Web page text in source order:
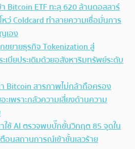
า Bitcoin ETF ทะลุ 620 ล้านดอลลาร์
ว่ Coldcard ทำลายความเชื่อมั่นการ
เอง
ขยายธุรกิจ Tokenization สู่
เบียประเดิมด้วยอสังหาริมทรัพย์ระดับ
สารภาพไม่กล้าถือครอง
ะเพราะกลัวความเสี่ยงด้านความ
ช้ AI ตรวจพบบั๊กขั้นวิกฤต 85 จุดใน
อนสถานการณ์เข้าขั้นเลวร้าย